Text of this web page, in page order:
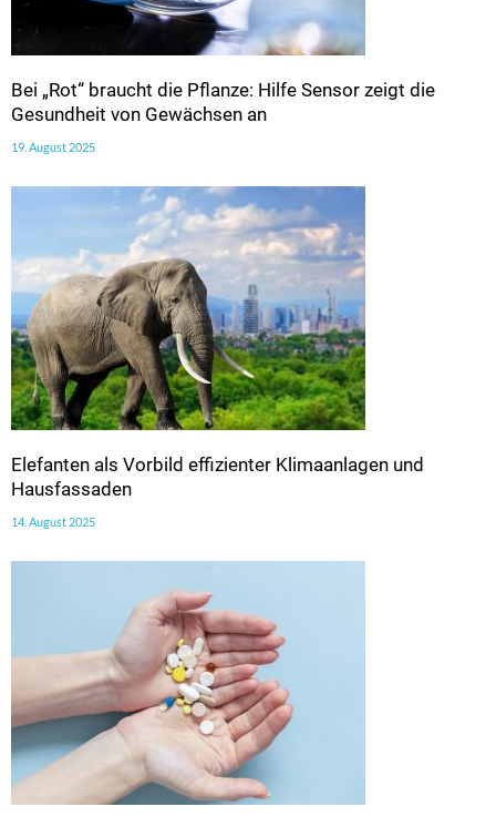
Bei „Rot“ braucht die Pflanze: Hilfe Sensor zeigt die
Gesundheit von Gewächsen an
19. August 2025
Elefanten als Vorbild effizienter Klimaanlagen und
Hausfassaden
14. August 2025